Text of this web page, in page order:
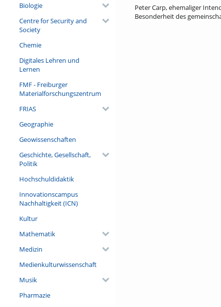
Biologie
Centre for Security and
Society
Chemie
Digitales Lehren und
Lernen
FMF - Freiburger
Materialforschungszentrum
FRIAS
Geographie
Geowissenschaften
Geschichte, Gesellschaft,
Politik
Hochschuldidaktik
Innovationscampus
Nachhaltigkeit (ICN)
Kultur
Mathematik
Medizin
Medienkulturwissenschaft
Musik
Pharmazie
Peter Carp, ehemaliger
Besonderheit des